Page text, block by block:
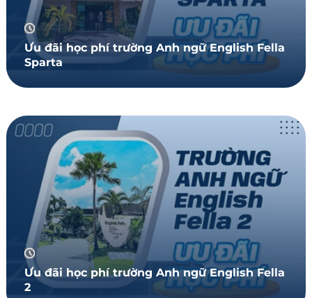
Ưu đãi học phí trường Anh ngữ English Fella
Sparta
Ưu đãi học phí trường Anh ngữ English Fella
2